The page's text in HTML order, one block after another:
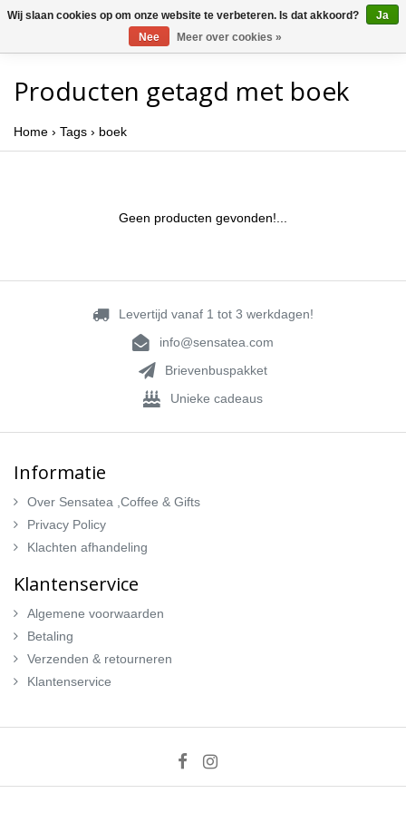
Producten getagd met boek
Home › Tags › boek
Geen producten gevonden!...
Levertijd vanaf 1 tot 3 werkdagen!
info@sensatea.com
Brievenbuspakket
Unieke cadeaus
Informatie
Over Sensatea ,Coffee & Gifts
Privacy Policy
Klachten afhandeling
Klantenservice
Algemene voorwaarden
Betaling
Verzenden & retourneren
Klantenservice
Wij slaan cookies op om onze website te verbeteren. Is dat akkoord?
Ja
Nee
Meer over cookies »